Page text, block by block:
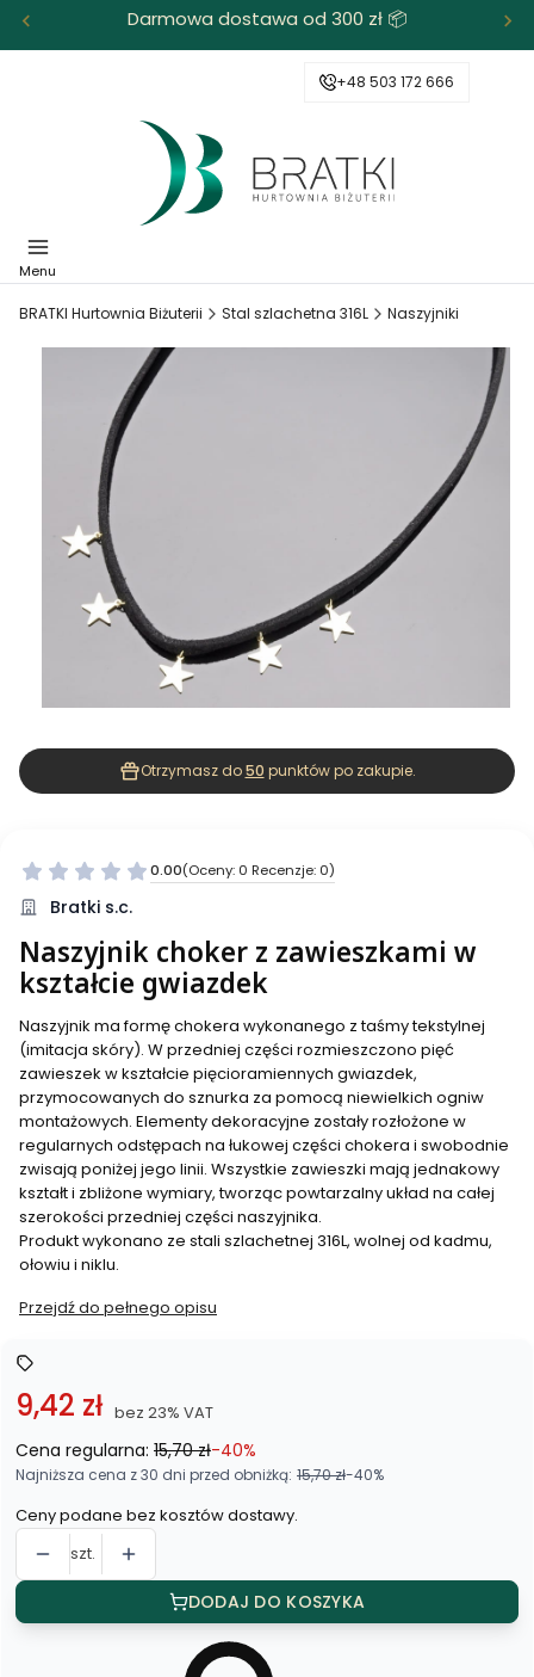
Darmowa dostawa od 300 zł 📦
+48 503 172 666
Menu
BRATKI Hurtownia Biżuterii Stal szlachetna 316L Naszyjniki
Otrzymasz do50 punktów po zakupie.
0.00(Oceny: 0 Recenzje: 0)
Bratki s.c.
Naszyjnik choker z zawieszkami w
kształcie gwiazdek
Naszyjnik ma formę chokera wykonanego z taśmy tekstylnej
(imitacja skóry). W przedniej części rozmieszczono pięć
zawieszek w kształcie pięcioramiennych gwiazdek,
przymocowanych do sznurka za pomocą niewielkich ogniw
montażowych. Elementy dekoracyjne zostały rozłożone w
regularnych odstępach na łukowej części chokera i swobodnie
zwisają poniżej jego linii. Wszystkie zawieszki mają jednakowy
kształt i zbliżone wymiary, tworząc powtarzalny układ na całej
szerokości przedniej części naszyjnika.
Produkt wykonano ze stali szlachetnej 316L, wolnej od kadmu,
ołowiu i niklu.
Przejdź do pełnego opisu
9,42 zł bez 23% VAT
Cena regularna: 15,70 zł-40%
Najniższa cena z 30 dni przed obniżką: 15,70 zł-40%
Ceny podane bez kosztów dostawy.
szt.
DODAJ DO KOSZYKA